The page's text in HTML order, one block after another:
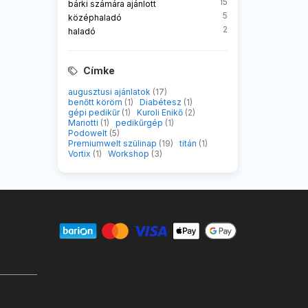
bárki számára ajánlott
középhaladó
5
haladó
2
Címke
augusztusi ajánlatok (17)
benőtt köröm (1) Diabétesz (1)
gépi pedikűr (1) Kuroli Enikő (2)
Mariotti (1) pedikűrgép (1)
Podowelt (5)
Premiumwelt szülinap (19) titán (1)
Vortix (1) Workshop (3)